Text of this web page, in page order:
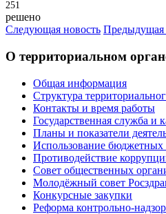
251
решено
Следующая новость Предыдущая
О территориальном
Общая информация
Структура
Контакты и время работы
Государственная служба и
Планы и показатели
Использование бюджетных
Противодействие
Совет общественных
Молодёжный совет
Конкурсные закупки
Реформа контрольно-